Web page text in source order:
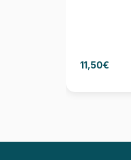
11,50€